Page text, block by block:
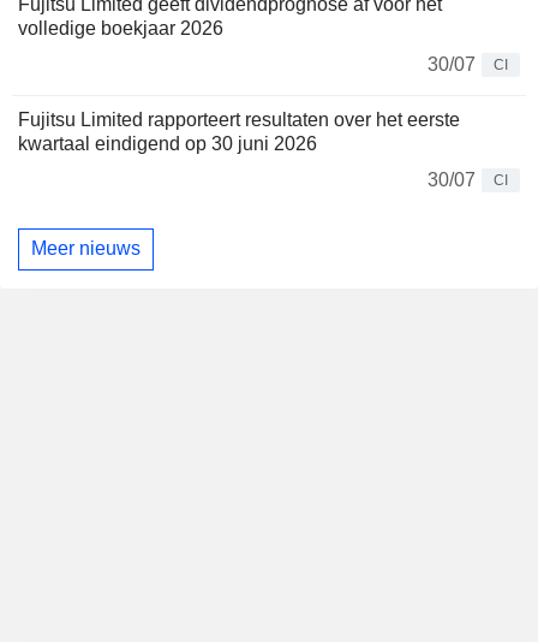
volledige boekjaar 2026
30/07
CI
Fujitsu Limited rapporteert resultaten over het eerste
kwartaal eindigend op 30 juni 2026
30/07
CI
Meer nieuws